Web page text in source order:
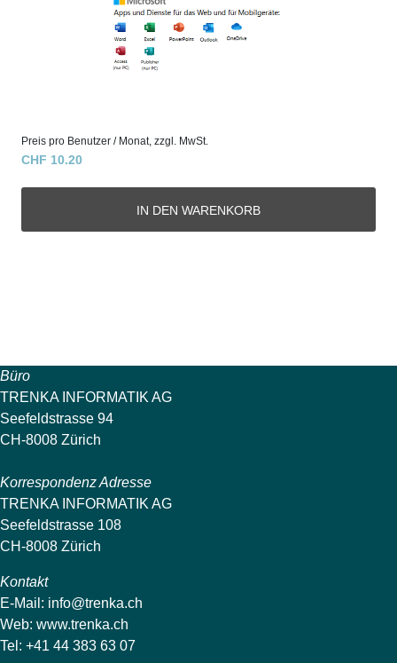
Preis pro Benutzer / Monat, zzgl. MwSt.
CHF 10.20
Büro
TRENKA INFORMATIK AG
Seefeldstrasse 94
CH-8008 Zürich
Korrespondenz Adresse
TRENKA INFORMATIK AG
Seefeldstrasse 108
CH-8008 Zürich
Kontakt
E-Mail: info@trenka.ch
Web: www.trenka.ch
Tel: +41 44 383 63 07